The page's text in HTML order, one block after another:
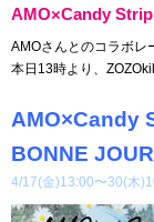
AMO×Candy
AMOさんとのコラボレ
本日13時より、
AMO×Candy
BONNE
4/17(金)13:00〜30(木